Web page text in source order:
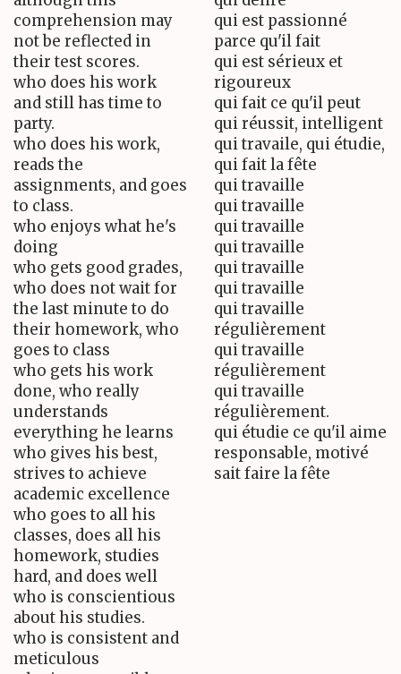
comprehension may
not be reflected in
their test scores.
who does his work
and still has time to
party.
who does his work,
reads the
assignments, and goes
to class.
who enjoys what he's
doing
who gets good grades,
who does not wait for
the last minute to do
their homework, who
goes to class
who gets his work
done, who really
understands
everything he learns
who gives his best,
strives to achieve
academic excellence
who goes to all his
classes, does all his
homework, studies
hard, and does well
who is conscientious
about his studies.
who is consistent and
meticulous
qui est passionné
parce qu'il fait
qui est sérieux et
rigoureux
qui fait ce qu'il peut
qui réussit, intelligent
qui travaile, qui étudie,
qui fait la fête
qui travaille
qui travaille
qui travaille
qui travaille
qui travaille
qui travaille
qui travaille
régulièrement
qui travaille
régulièrement
qui travaille
régulièrement.
qui étudie ce qu'il aime
responsable, motivé
sait faire la fête